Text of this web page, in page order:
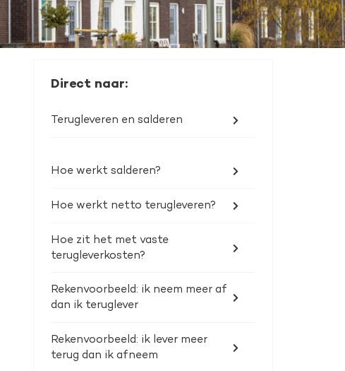
Direct naar:
Terugleveren en salderen
Hoe werkt salderen?
Hoe werkt netto terugleveren?
Hoe zit het met vaste
terugleverkosten?
Rekenvoorbeeld: ik neem meer af
dan ik teruglever
Rekenvoorbeeld: ik lever meer
terug dan ik afneem